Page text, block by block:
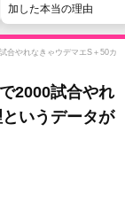
加した本当の理由
合やれなきゃウデマエS＋50カ
2000試合やれ
いうデータが